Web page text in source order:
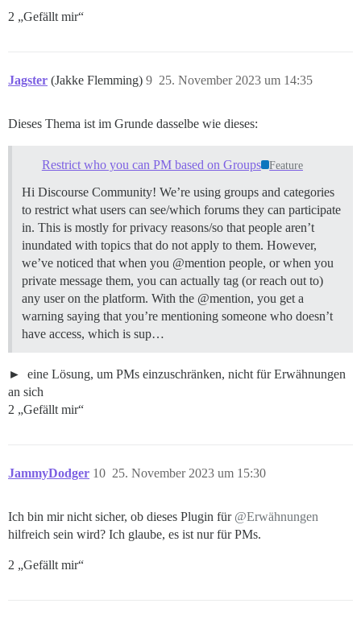
2 „Gefällt mir“
Jagster (Jakke Flemming) 25. November 2023 um 14:35
9
Dieses Thema ist im Grunde dasselbe wie dieses:
Restrict who you can PM based on Groups Feature
Hi Discourse Community! We’re using groups and categories
to restrict what users can see/which forums they can participate
in. This is mostly for privacy reasons/so that people aren’t
inundated with topics that do not apply to them. However,
we’ve noticed that when you @mention people, or when you
private message them, you can actually tag (or reach out to)
any user on the platform. With the @mention, you get a
warning saying that you’re mentioning someone who doesn’t
have access, which is sup…
eine Lösung, um PMs einzuschränken, nicht für Erwähnungen
an sich
2 „Gefällt mir“
JammyDodger 25. November 2023 um 15:30
10
Ich bin mir nicht sicher, ob dieses Plugin für @Erwähnungen
hilfreich sein wird? Ich glaube, es ist nur für PMs.
2 „Gefällt mir“